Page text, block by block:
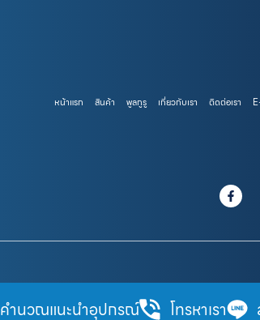
คำนวณแนะนำอุปกรณ์ โทรหาเรา
หน้าแรก สินค้า พูลกูรู เกี่ยวกับเรา ติดต่อเรา